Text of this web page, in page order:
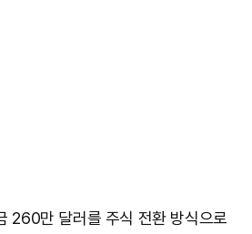
260만 달러를 주식 전환 방식으로